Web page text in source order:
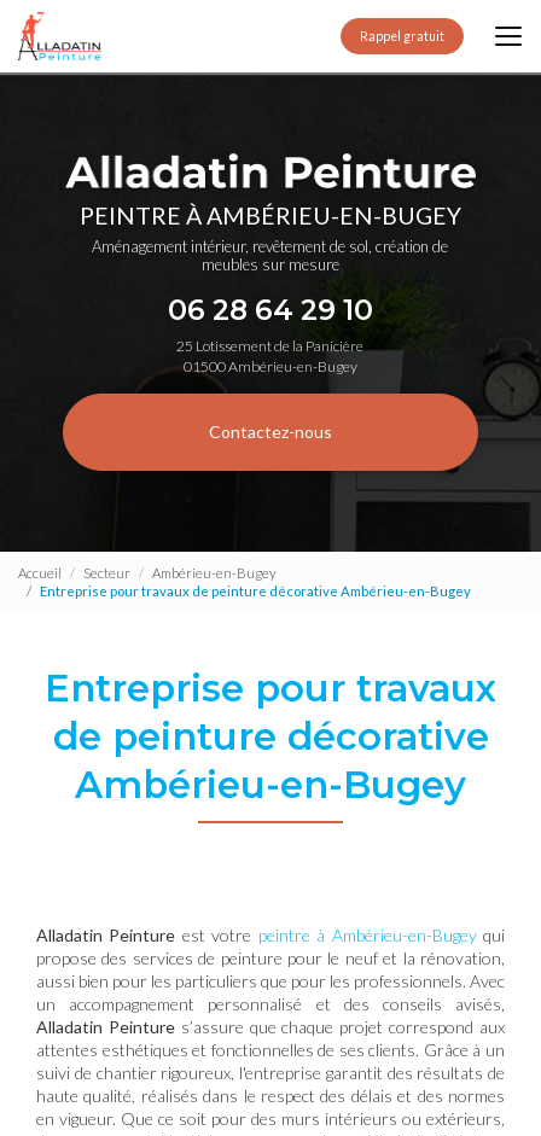
Aller
contenu
principal
Rappel gratuit
PEINTRE À AMBÉRIEU-EN-BUGEY
Aménagement intérieur, revêtement de sol, création de
meubles sur mesure
06 28 64 29 10
25 Lotissement de la Panicière
01500 Ambérieu-en-Bugey
Contactez-nous
Accueil Secteur
Ambérieu-en-Bugey
Entreprise pour travaux de peinture décorative Ambérieu-en-Bugey
Entreprise pour travaux
de peinture décorative
Ambérieu-en-Bugey
Alladatin Peinture est votre peintre à Ambérieu-en-Bugeyqui
propose des services de peinture pour le neuf et la rénovation,
aussi bien pour les particuliers que pour les professionnels. Avec
un accompagnement personnalisé et des conseils avisés,
Alladatin Peintures’assure que chaque projet correspond aux
attentes esthétiques et fonctionnelles de ses clients. Grâce à un
suivi de chantier rigoureux, l'entreprise garantit des résultats de
haute qualité, réalisés dans le respect des délais et des normes
en vigueur. Que ce soit pour des murs intérieurs ou extérieurs,